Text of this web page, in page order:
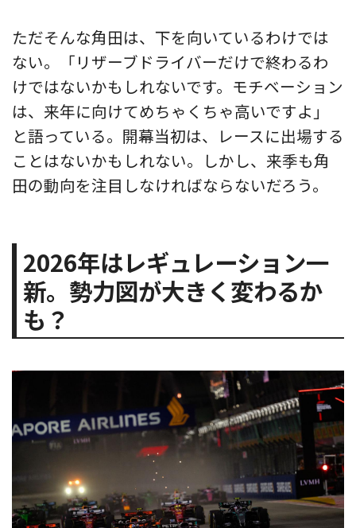
ただそんな角田は、下を向いているわけでは
ない。「リザーブドライバーだけで終わるわ
けではないかもしれないです。モチベーション
は、来年に向けてめちゃくちゃ高いですよ」
と語っている。開幕当初は、レースに出場する
ことはないかもしれない。しかし、来季も角
田の動向を注目しなければならないだろう。
2026年はレギュレーション一
新。勢力図が大きく変わるか
も？